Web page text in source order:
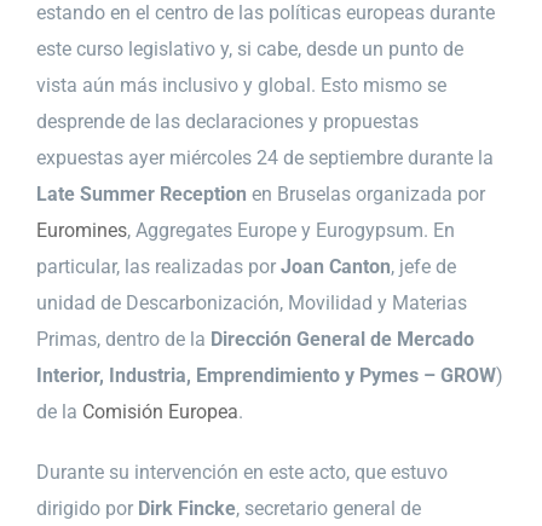
estando en el centro de las políticas europeas durante
este curso legislativo y, si cabe, desde un punto de
vista aún más inclusivo y global. Esto mismo se
desprende de las declaraciones y propuestas
expuestas ayer miércoles 24 de septiembre durante la
Late Summer Reception en Bruselas organizada por
Euromines, Aggregates Europe y Eurogypsum. En
particular, las realizadas por Joan Canton, jefe de
unidad de Descarbonización, Movilidad y Materias
Primas, dentro de la Dirección General de Mercado
Interior, Industria, Emprendimiento y Pymes – GROW)
de la Comisión Europea.
Durante su intervención en este acto, que estuvo
dirigido por Dirk Fincke, secretario general de